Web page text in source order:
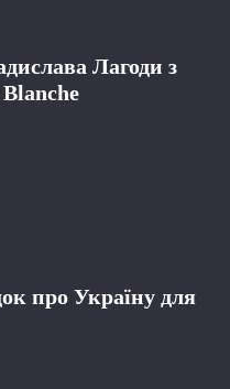
Лагоди з
особисте життя,
Вертинську:
та кар’єра
про Україну для